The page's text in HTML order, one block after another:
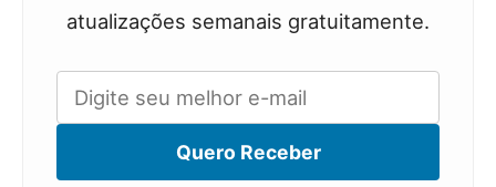
atualizações semanais gratuitamente.
Quero Receber